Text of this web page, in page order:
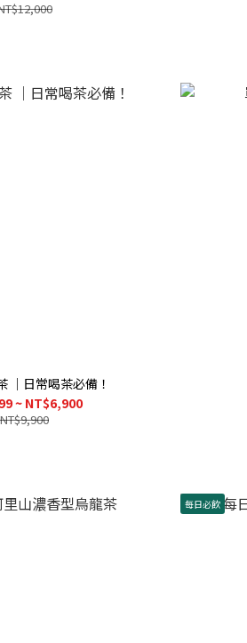
｜日常喝茶必備！
~ NT$6,900
NT$9,900
每日必飲